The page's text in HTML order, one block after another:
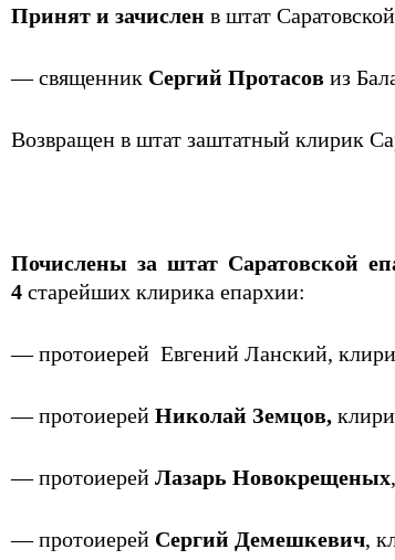
Принят и зачислен в штат
— священник Сергий Протасов из
Возвращен в штат заштатный клирик
Почислены за штат Саратовской
4 старейших клирика епархии:
— протоиерей Евгений Ланский,
— протоиерей Николай Земцов,
— протоиерей Лазарь Новокрещеных
— протоиерей Сергий Демешкевич,